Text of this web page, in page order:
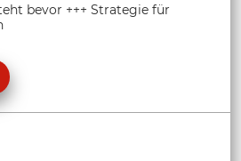
bevor +++ Strategie für